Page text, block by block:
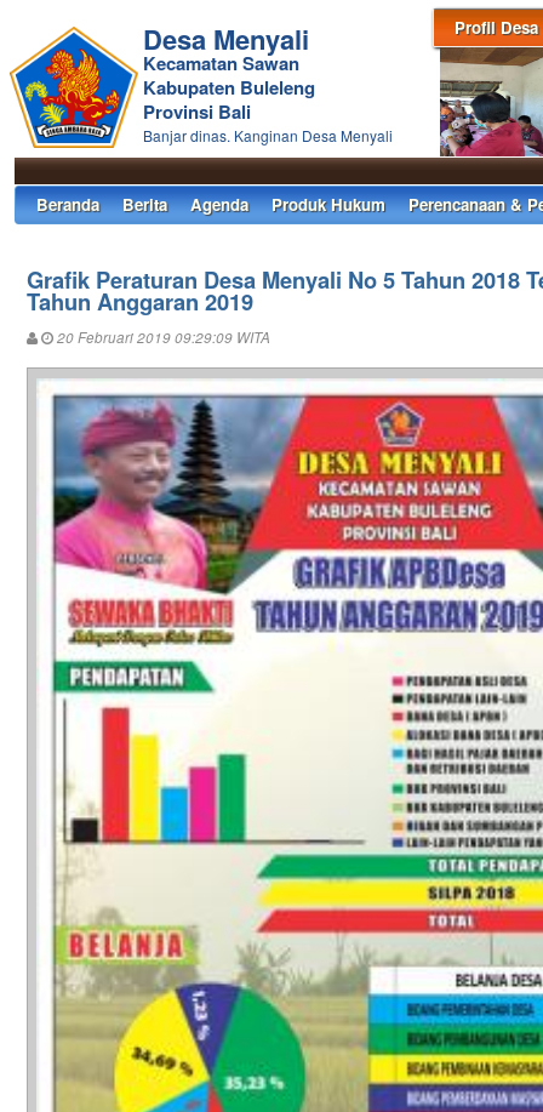
Profil Desa
Desa Menyali
Kecamatan Sawan
Kabupaten Buleleng
Provinsi Bali
Banjar dinas. Kanginan Desa Menyali
Beranda Berita Agenda Produk Hukum Perencanaan &
Grafik Peraturan Desa Menyali No 5 Tahun 2018
Tahun Anggaran 2019
20 Februari 2019 09:29:09 WITA